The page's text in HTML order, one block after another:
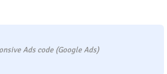
Ads code (Google Ads)